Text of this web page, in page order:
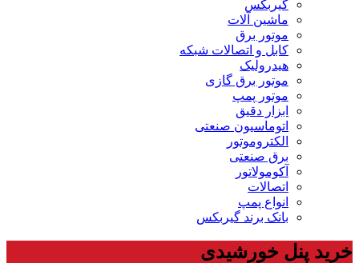
گیربکس
ماشین آلات
موتور برق
کابل و اتصالات شبکه
هیدرولیک
موتور برق گازی
موتور پمپ
ابزار دقیق
اتوماسیون صنعتی
الکتروموتور
برق صنعتی
آکومولاتور
اتصالات
انواع پمپ
بانک برند گیربکس
خرید پنل خورشیدی